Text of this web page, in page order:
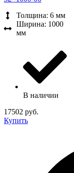
Толщина: 6 мм
Ширина: 1000
мм
В наличии
17502 руб.
Купить